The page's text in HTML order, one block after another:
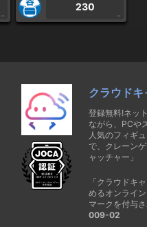
CP
230
CP
クラウド
登録無料!ネッ
ながら、PCや
人気のフィギ
で、クレーン
ャッチャー」
「クラウドキ
めるオンライ
マークを付与
009-02